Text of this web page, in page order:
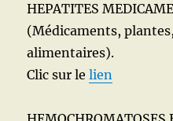
HEPATITES
(Médicaments,
alimentaires).
Clic sur lelien